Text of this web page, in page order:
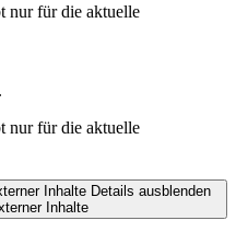
nur für die aktuelle
nur für die aktuelle
Inhalte Details ausblenden
Inhalte